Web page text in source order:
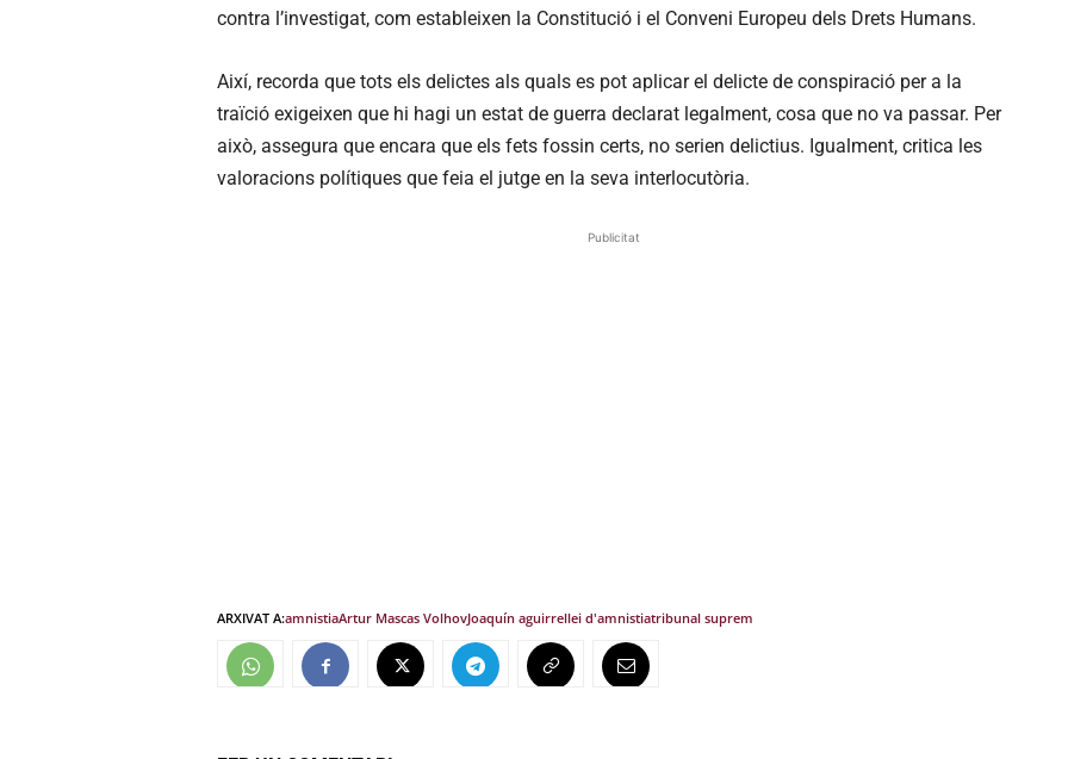
contra l’investigat, com estableixen la Constitució i el Conveni Europeu dels Drets Humans.
Així, recorda que tots els delictes als quals es pot aplicar el delicte de conspiració per a la
traïció exigeixen que hi hagi un estat de guerra declarat legalment, cosa que no va passar. Per
això, assegura que encara que els fets fossin certs, no serien delictius. Igualment, critica les
valoracions polítiques que feia el jutge en la seva interlocutòria.
Publicitat
ARXIVAT A:amnistiaArtur Mascas VolhovJoaquín aguirrellei d'amnistiatribunal suprem